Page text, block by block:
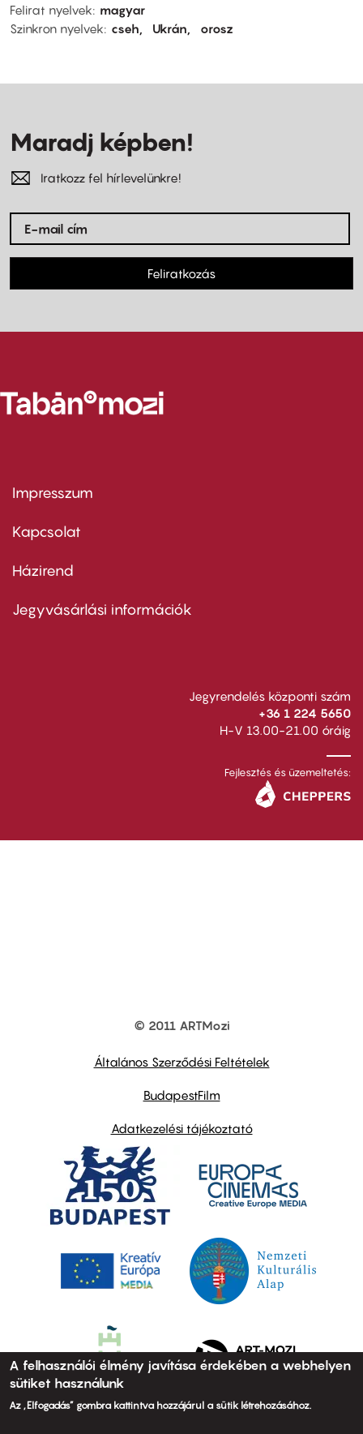
Felirat nyelvek
magyar
Szinkron nyelvek
cseh Ukrán orosz
Maradj képben!
Iratkozz fel hírlevelünkre!
Feliratkozás
Footer
first
Impresszum
Kapcsolat
Footer
second
Házirend
Jegyvásárlási információk
Jegyrendelés központi szám
+36 1 224 5650
H-V 13.00-21.00 óráig
Fejlesztés és üzemeltetés:
© 2011 ARTMozi
Általános Szerződési Feltételek
BudapestFilm
Adatkezelési tájékoztató
A felhasználói élmény javítása érdekében a webhelyen
sütiket használunk
Az „Elfogadás” gombra kattintva hozzájárul a sütik létrehozásához.